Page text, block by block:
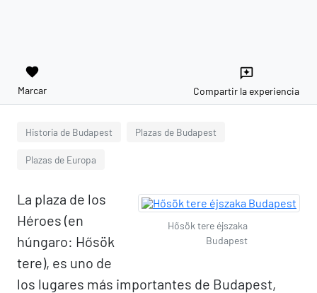
favorite
Marcar
reviews
Compartir la experiencia
Historia de Budapest Plazas de Budapest
Plazas de Europa
Hősök tere éjszaka
Budapest
La plaza de los
Héroes (en
húngaro: Hősök
tere), es uno de
los lugares más importantes de Budapest,